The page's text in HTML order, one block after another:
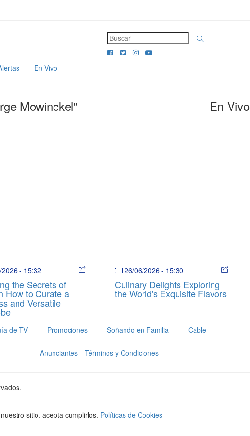
En Vivo
Mowinckel" En Vivo
- 15:32
the Secrets of
How to Curate a
and Versatile
26/06/2026 - 15:30
Culinary Delights Exploring
the World's Exquisite Flavors
de TV Promociones Soñando en Familia Cable
Anunciantes Términos y Condiciones
sitio, acepta cumplirlos. Políticas de Cookies